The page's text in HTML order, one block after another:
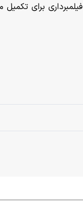
۶ قسمت از این مجموعه، گروه